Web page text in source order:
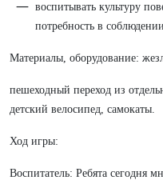
воспитывать культуру
потребность в
Материалы, оборудование:
пешеходный переход из
детский велосипед, самокаты.
Ход игры:
Воспитатель: Ребята сегодня